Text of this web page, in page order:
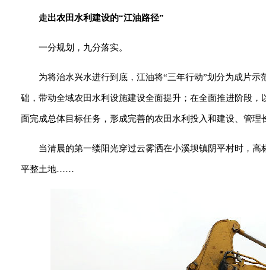
走出农田水利建设的“江油路径”
一分规划，九分落实。
为将治水兴水进行到底，江油将“三年行动”划分为成片
础，带动全域农田水利设施建设全面提升；在全面推进阶段
面完成总体目标任务，形成完善的农田水利投入和建设、管理
当清晨的第一缕阳光穿过云雾洒在小溪坝镇阴平村时，
平整土地……